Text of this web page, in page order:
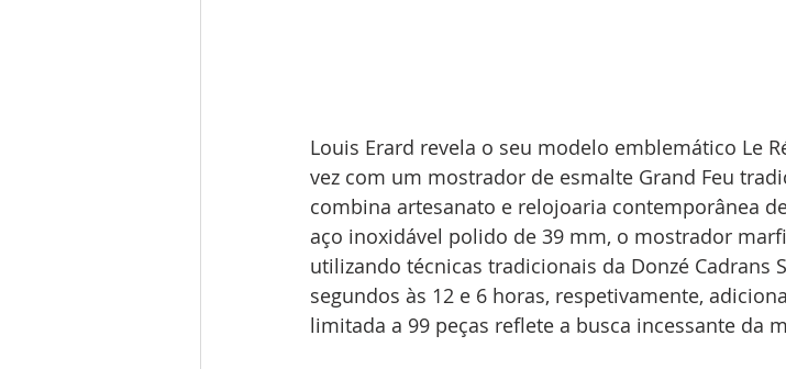
Louis Erard revela o seu modelo emblemático Le
vez com um mostrador de esmalte Grand Feu
combina artesanato e relojoaria contemporânea
aço inoxidável polido de 39 mm, o mostrador
utilizando técnicas tradicionais da Donzé Cadrans
segundos às 12 e 6 horas, respetivamente,
limitada a 99 peças reflete a busca incessante da